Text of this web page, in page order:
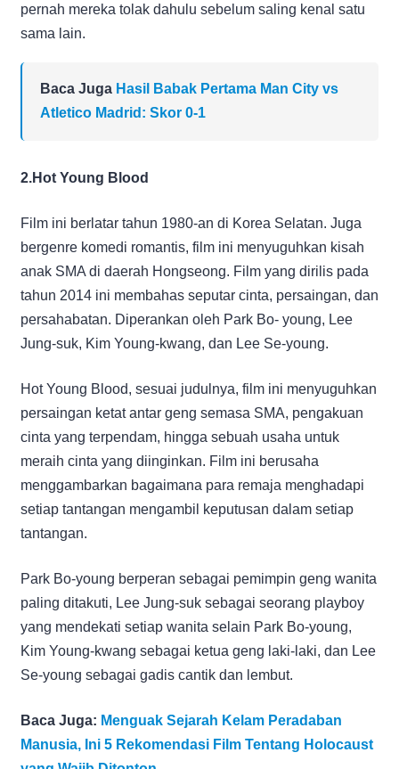
pernah mereka tolak dahulu sebelum saling kenal satu
sama lain.
Baca Juga Hasil Babak Pertama Man City vs
Atletico Madrid: Skor 0-1
2.Hot Young Blood
Film ini berlatar tahun 1980-an di Korea Selatan. Juga
bergenre komedi romantis, film ini menyuguhkan kisah
anak SMA di daerah Hongseong. Film yang dirilis pada
tahun 2014 ini membahas seputar cinta, persaingan, dan
persahabatan. Diperankan oleh Park Bo- young, Lee
Jung-suk, Kim Young-kwang, dan Lee Se-young.
Hot Young Blood, sesuai judulnya, film ini menyuguhkan
persaingan ketat antar geng semasa SMA, pengakuan
cinta yang terpendam, hingga sebuah usaha untuk
meraih cinta yang diinginkan. Film ini berusaha
menggambarkan bagaimana para remaja menghadapi
setiap tantangan mengambil keputusan dalam setiap
tantangan.
Park Bo-young berperan sebagai pemimpin geng wanita
paling ditakuti, Lee Jung-suk sebagai seorang playboy
yang mendekati setiap wanita selain Park Bo-young,
Kim Young-kwang sebagai ketua geng laki-laki, dan Lee
Se-young sebagai gadis cantik dan lembut.
Baca Juga: Menguak Sejarah Kelam Peradaban
Manusia, Ini 5 Rekomendasi Film Tentang Holocaust